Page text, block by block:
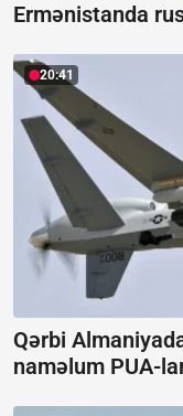
Ermənistanda
20:41
Qərbi
naməlum PUA-